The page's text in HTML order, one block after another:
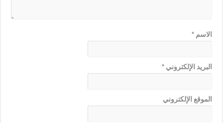
الاسم*
البريد الإلكتروني*
الموقع الإلكتروني